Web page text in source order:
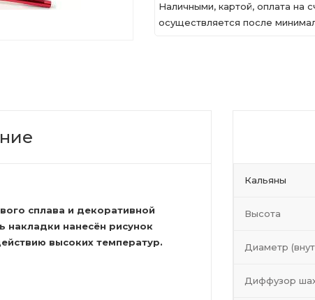
Наличными, картой, оплата на
осуществляется после
сплава и декоративной
накладки нанесён рисунок
высоких температур.
Кальяны
Высота
Диаметр
Диффузор